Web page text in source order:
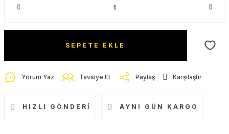
SEPETE EKLE
Yorum Yaz Tavsiye Et Paylaş Karşılaştır
HIZLI GÖNDERI AYNI GÜN KARGO